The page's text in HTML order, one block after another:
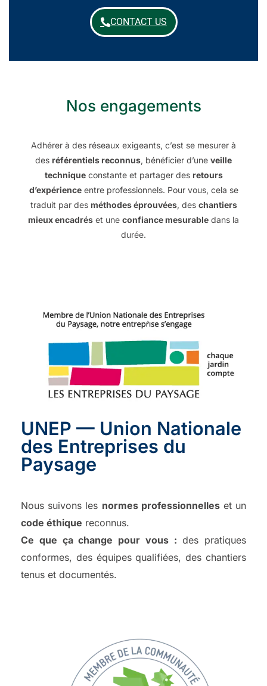
CONTACT US
Nos engagements
Adhérer à des réseaux exigeants, c’est se mesurer à
des référentiels reconnus, bénéficier d’une veille
techniqueconstante et partager des retours
d’expérienceentre professionnels. Pour vous, cela se
traduit par des méthodes éprouvées, des chantiers
mieux encadrés et une confiance mesurable dans la
durée.
UNEP — Union Nationale
des Entreprises du
Paysage
Nous suivons les normes professionnelleset un
code éthique reconnus.
Ce que ça change pour vous : des pratiques
conformes, des équipes qualifiées, des chantiers
tenus et documentés.